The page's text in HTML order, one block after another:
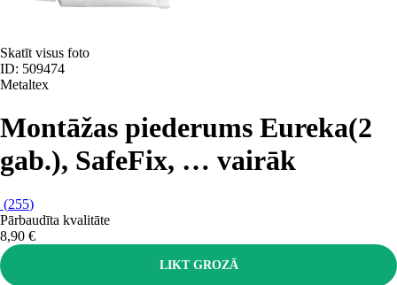
Skatīt visus foto
ID: 509474
Metaltex
Montāžas piederums Eureka(2
gab.), SafeFix, … vairāk
(255)
Pārbaudīta kvalitāte
8,90 €
LIKT GROZĀ